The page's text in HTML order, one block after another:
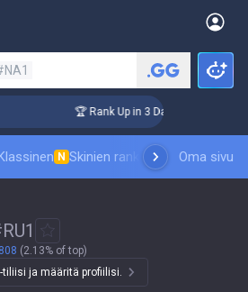
🏆 Rank Up in 3 Days! Challenger
N Skinien rankingTulostaulukot
Oma sivu
RU1
(2.13% of top)
tiliisi ja määritä profiilisi.